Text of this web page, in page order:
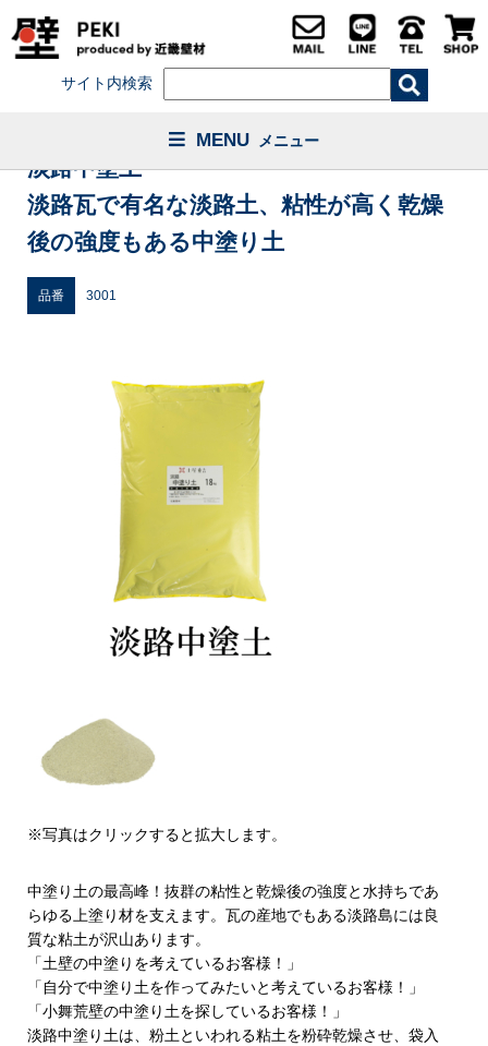
サイト内検索
MENU メニュー
淡路中塗土
淡路瓦で有名な淡路土、粘性が高く乾燥
後の強度もある中塗り土
品番 3001
※写真はクリックすると拡大します。
中塗り土の最高峰！抜群の粘性と乾燥後の強度と水持ちであ
らゆる上塗り材を支えます。瓦の産地でもある淡路島には良
質な粘土が沢山あります。
「土壁の中塗りを考えているお客様！」
「自分で中塗り土を作ってみたいと考えているお客様！」
「小舞荒壁の中塗り土を探しているお客様！」
淡路中塗り土は、粉土といわれる粘土を粉砕乾燥させ、袋入